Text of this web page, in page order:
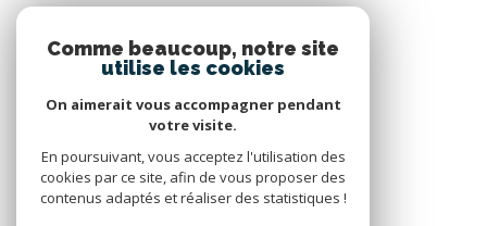
Nous suivre
Comme beaucoup, notre site
utilise les cookies
On aimerait vous accompagner pendant
votre visite.
En poursuivant, vous acceptez l'utilisation des
cookies par ce site, afin de vous proposer des
contenus adaptés et réaliser des statistiques !